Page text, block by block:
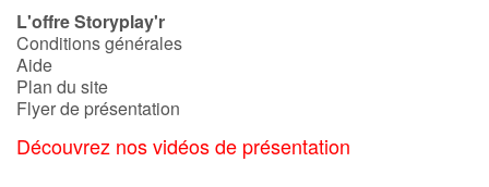
Autour du monde
Apprentissage
Art, espace, activité
L'offre Storyplay'r
Conditions générales
Aide
Plan du site
Flyer de présentation
Découvrez nos vidéos de présentation